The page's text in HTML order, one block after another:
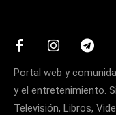
Portal web y
y el entretenimiento.
Televisión, Libros,